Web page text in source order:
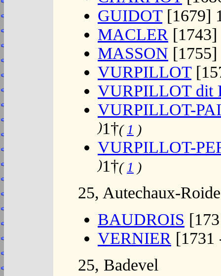
GUIDOT[1679]
MACLER
MASSON
VURPILLOT
VURPILLOT dit
VURPILLOT-
)1†(1 )
VURPILLOT-
)1†(1 )
25, Autechaux-Roide
BAUDROIS
VERNIER [1731
25, Badevel